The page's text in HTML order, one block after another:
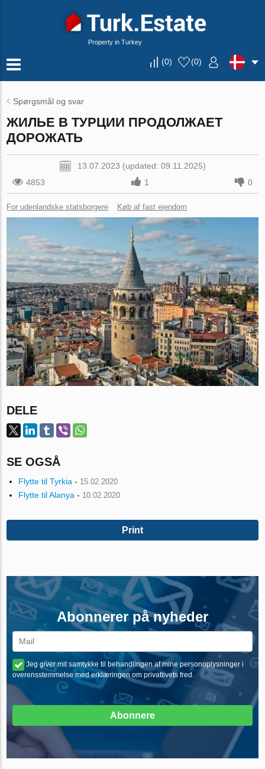
Property in Turkey
(0) (0)
Spørgsmål og svar
ЖИЛЬЕ В ТУРЦИИ ПРОДОЛЖАЕТ
ДОРОЖАТЬ
13.07.2023 (updated: 09.11.2025)
4853
1 0
For udenlandske statsborgere Køb af fast ejendom
DELE
SE OGSÅ
Flytte til Tyrkia - 15.02.2020
Flytte til Alanya - 10.02.2020
Print
Abonnerer på nyheder
Jeg giver mit samtykke til behandlingen af mine personoplysninger i
overensstemmelse med erklæringen om privatlivets fred.
Abonnere